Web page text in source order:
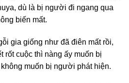
dù là bị người đi ngang qua
biến mất.
gia giống như đã điên mất rồi,
rốt cuộc thì nàng ấy muốn bị
muốn bị người phát hiện.